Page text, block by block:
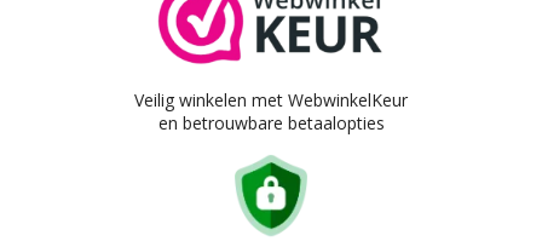
Veilig winkelen met WebwinkelKeur
en betrouwbare betaalopties